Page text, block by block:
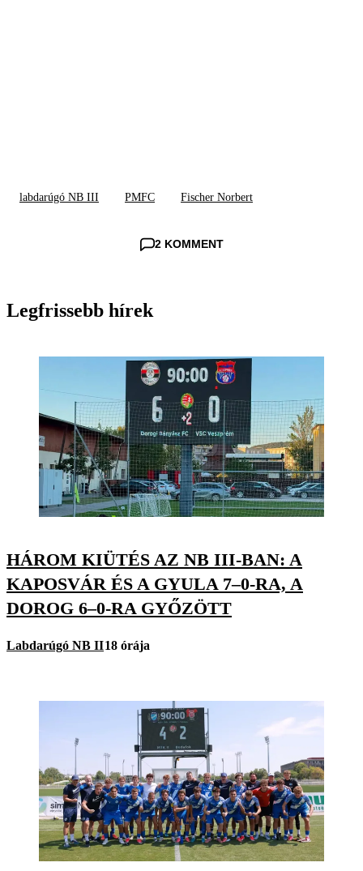
labdarúgó NB III PMFC Fischer Norbert
2 KOMMENT
Legfrissebb hírek
HÁROM KIÜTÉS AZ NB III-BAN: A
KAPOSVÁR ÉS A GYULA 7–0-RA, A
DOROG 6–0-RA GYŐZÖTT
Labdarúgó NB II18 órája